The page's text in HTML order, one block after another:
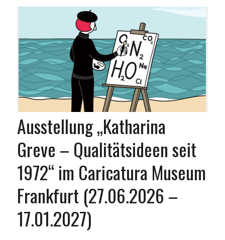
Ausstellung „Katharina
Greve – Qualitätsideen seit
1972“ im Caricatura Museum
Frankfurt (27.06.2026 –
17.01.2027)